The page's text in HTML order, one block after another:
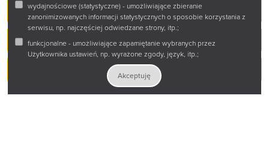
wydajnościowe (statystyczne) - umożliwiające zbieranie
zanonimizowanych informacji statystycznych o sposobie korzystania z
serwisu, np. najczęściej odwiedzane strony, itp.;
funkcjonalne - umożliwiające zapamiętanie wybranych przez
Użytkownika ustawień, np. wyrażone zgody, język, itp.;
Akceptuję
Dział Informacyjno-Bibliograficzny
Kontakt
Wypożyczalnia Główna i Międzybiblioteczna